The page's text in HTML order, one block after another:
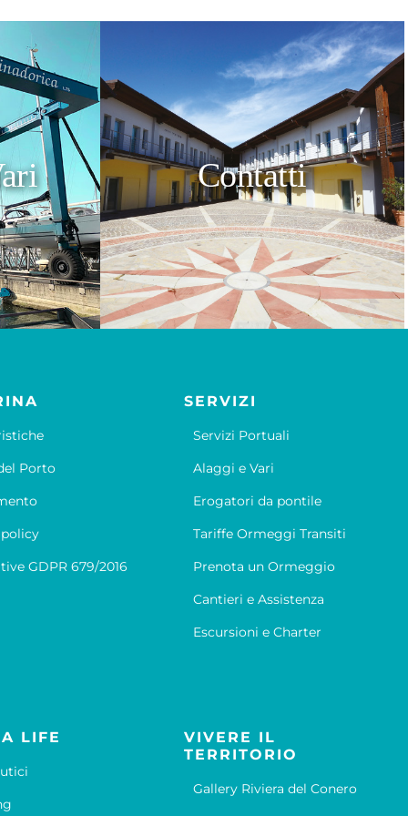
Contatti
Porto
GDPR 679/2016
SERVIZI
Servizi Portuali
Alaggi e Vari
Erogatori da pontile
Tariffe Ormeggi Transiti
Prenota un Ormeggio
Cantieri e Assistenza
Escursioni e Charter
LIFE
VIVERE IL
TERRITORIO
Gallery Riviera del Conero